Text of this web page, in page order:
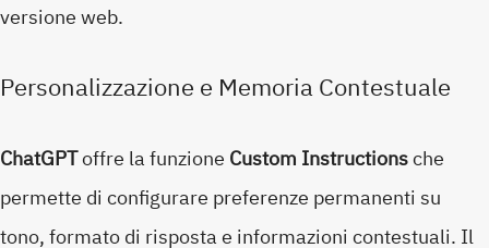
versione web.
Personalizzazione e Memoria Contestuale
ChatGPToffre la funzione Custom Instructionsche
permette di configurare preferenze permanenti su
tono, formato di risposta e informazioni contestuali. Il